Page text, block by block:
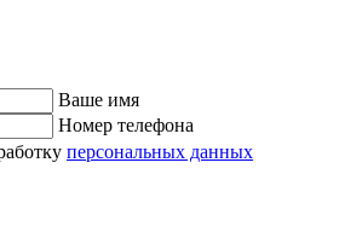
Ваше имя
Номер телефона
персональных данных